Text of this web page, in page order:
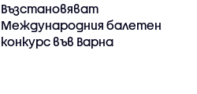
Възстановяват
Международния балетен
конкурс във Варна